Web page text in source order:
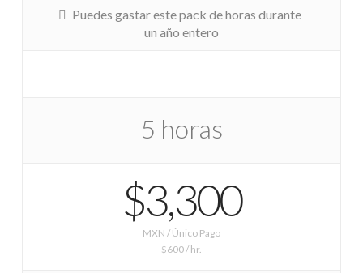
Puedes gastar este pack de horas durante
un año entero
5 horas
$3,300
MXN / Único Pago
$600 / hr.